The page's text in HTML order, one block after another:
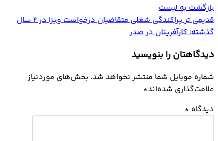
بازگشت به لیست
قدیمی تر
پراکندگی شغلی متقاضیان درخواست ویزا در ۲ سال
گذشته؛ کارآفرینان در صدر
دیدگاهتان را بنویسید
شماره موبایل شما منتشر نخواهد شد. بخش‌های موردنیاز
علامت‌گذاری شده‌اند*
دیدگاه *